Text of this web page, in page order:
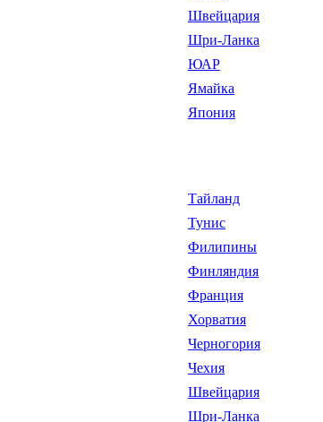
Швейцария
Шри-Ланка
ЮАР
Ямайка
Япония
Тайланд
Тунис
Филипины
Финляндия
Франция
Хорватия
Черногория
Чехия
Швейцария
Шри-Ланка